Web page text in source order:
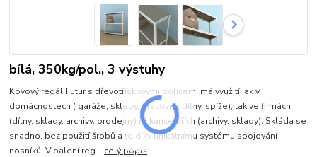
bílá, 350kg/pol., 3 výstuhy
Kovový regál Futur s dřevotřískovými policemi má využití jak v
domácnostech ( garáže, sklepy, pracovny, dílny, spíže), tak ve firmách
(dílny, sklady, archivy, prodejny) i v kancelářích (archivy, sklady). Skláda se
snadno, bez použití šrobů a to díky unikátnímu systému spojování
nosníků. V balení reg... celý popis